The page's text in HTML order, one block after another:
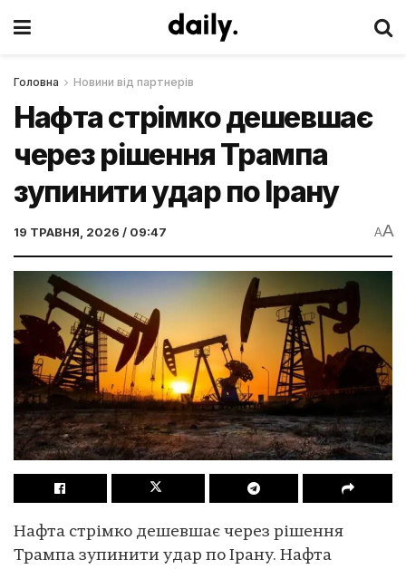
Головна Новини від партнерів
Нафта стрімко дешевшає
через рішення Трампа
зупинити удар по Ірану
19 ТРАВНЯ, 2026 / 09:47 AA
Нафта стрімко дешевшає через рішення
Трампа зупинити удар по Ірану. Нафта